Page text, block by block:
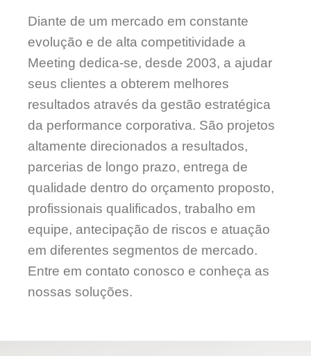
Diante de um mercado em constante
evolução e de alta competitividade a
Meeting dedica-se, desde 2003, a ajudar
seus clientes a obterem melhores
resultados através da gestão estratégica
da performance corporativa. São projetos
altamente direcionados a resultados,
parcerias de longo prazo, entrega de
qualidade dentro do orçamento proposto,
profissionais qualificados, trabalho em
equipe, antecipação de riscos e atuação
em diferentes segmentos de mercado.
Entre em contato conosco e conheça as
nossas soluções.